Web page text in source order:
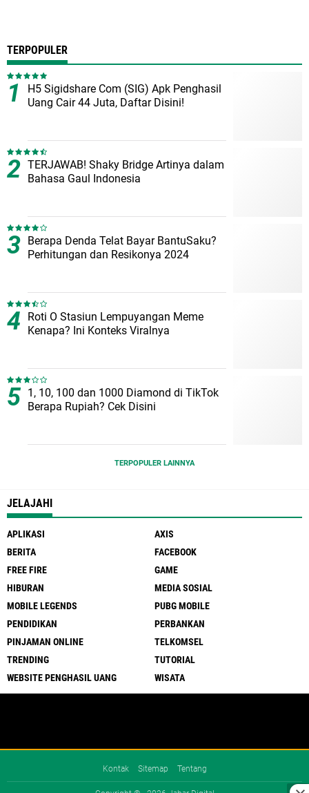
TERPOPULER
H5 Sigidshare Com (SIG) Apk Penghasil
Uang Cair 44 Juta, Daftar Disini!
TERJAWAB! Shaky Bridge Artinya dalam
Bahasa Gaul Indonesia
Berapa Denda Telat Bayar BantuSaku?
Perhitungan dan Resikonya 2024
Roti O Stasiun Lempuyangan Meme
Kenapa? Ini Konteks Viralnya
1, 10, 100 dan 1000 Diamond di TikTok
Berapa Rupiah? Cek Disini
TERPOPULER LAINNYA
JELAJAHI
APLIKASI
AXIS
BERITA
FACEBOOK
FREE FIRE
GAME
HIBURAN
MEDIA SOSIAL
MOBILE LEGENDS
PUBG MOBILE
PENDIDIKAN
PERBANKAN
PINJAMAN ONLINE
TELKOMSEL
TRENDING
TUTORIAL
WEBSITE PENGHASIL UANG
WISATA
Kontak Sitemap Tentang